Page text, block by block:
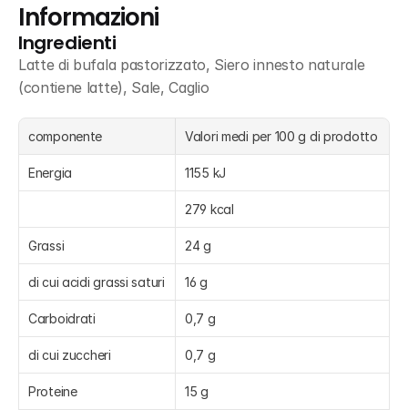
Informazioni
Ingredienti
Latte di bufala pastorizzato, Siero innesto naturale
(contiene latte), Sale, Caglio
componente Valori medi per 100 g di prodotto
Energia 1155 kJ
279 kcal
Grassi 24 g
di cui acidi grassi saturi 16 g
Carboidrati 0,7 g
di cui zuccheri 0,7 g
Proteine 15 g